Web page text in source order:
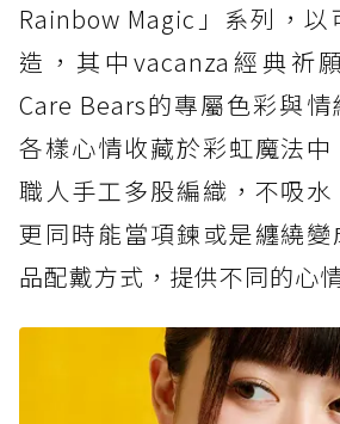
Rainbow Magic」系列，
造，其中vacanza經典祈
Care Bears的專屬色彩與
各樣心情收藏於彩虹魔法
職人手工多股編織，不吸水
更同時能當項鍊或是纏繞
品配戴方式，提供不同的心